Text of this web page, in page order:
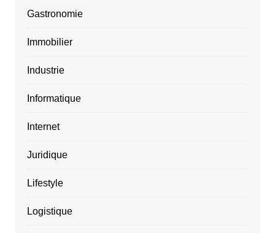
Gastronomie
Immobilier
Industrie
Informatique
Internet
Juridique
Lifestyle
Logistique